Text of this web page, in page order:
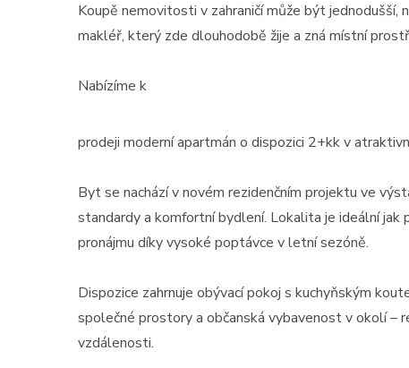
Koupě nemovitosti v zahraničí může být
makléř, který zde dlouhodobě žije a zná místní
Nabízíme k
prodeji moderní apartmán o dispozici 2+kk v
Byt se nachází v novém rezidenčním projektu ve
standardy a komfortní bydlení. Lokalita je ideální
pronájmu díky vysoké poptávce v letní sezóně.
Dispozice zahrnuje obývací pokoj s kuchyňským
společné prostory a občanská vybavenost v okolí –
vzdálenosti.